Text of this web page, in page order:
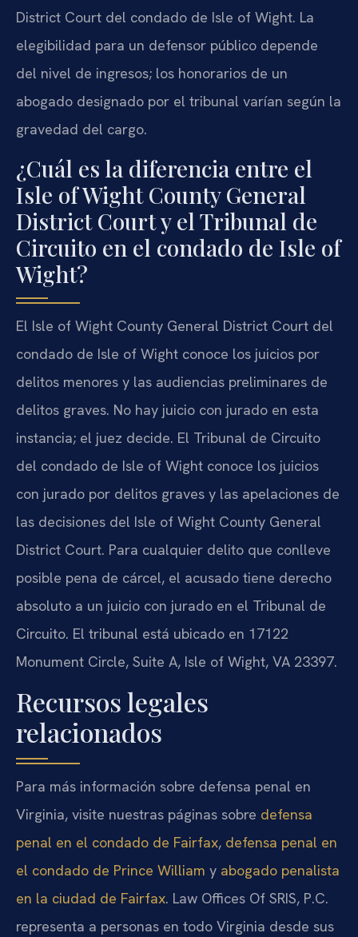
District Court del condado de Isle of Wight. La
elegibilidad para un defensor público depende
del nivel de ingresos; los honorarios de un
abogado designado por el tribunal varían según la
gravedad del cargo.
¿Cuál es la diferencia entre el
Isle of Wight County General
District Court y el Tribunal de
Circuito en el condado de Isle of
Wight?
El Isle of Wight County General District Court del
condado de Isle of Wight conoce los juicios por
delitos menores y las audiencias preliminares de
delitos graves. No hay juicio con jurado en esta
instancia; el juez decide. El Tribunal de Circuito
del condado de Isle of Wight conoce los juicios
con jurado por delitos graves y las apelaciones de
las decisiones del Isle of Wight County General
District Court. Para cualquier delito que conlleve
posible pena de cárcel, el acusado tiene derecho
absoluto a un juicio con jurado en el Tribunal de
Circuito. El tribunal está ubicado en 17122
Monument Circle, Suite A, Isle of Wight, VA 23397.
Recursos legales
relacionados
Para más información sobre defensa penal en
Virginia, visite nuestras páginas sobre defensa
penal en el condado de Fairfax, defensa penal en
el condado de Prince William y abogado penalista
en la ciudad de Fairfax. Law Offices Of SRIS, P.C.
representa a personas en todo Virginia desde sus